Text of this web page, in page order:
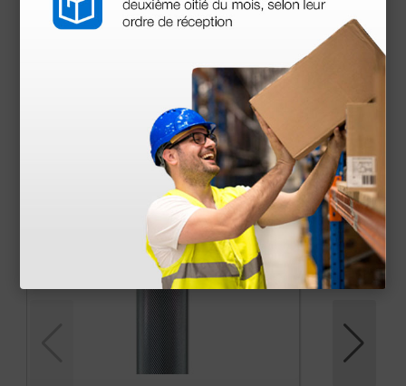
(Precio sin IVA)
1 ud.
Productos similares